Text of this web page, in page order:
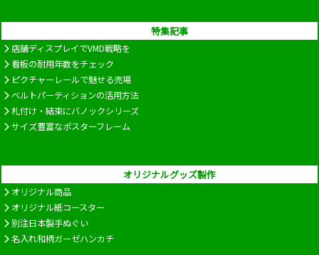
特集記事
店舗ディスプレイでVMD戦略を
看板の耐用年数をチェック
ピクチャーレールで魅せる売場
ベルトパーティションの活用方法
札付け・結束にバノックシリーズ
サイズ豊富なポスターフレーム
オリジナルグッズ製作
オリジナル商品
オリジナル紙コースター
別注日本製手ぬぐい
名入れ和柄ガーゼハンカチ